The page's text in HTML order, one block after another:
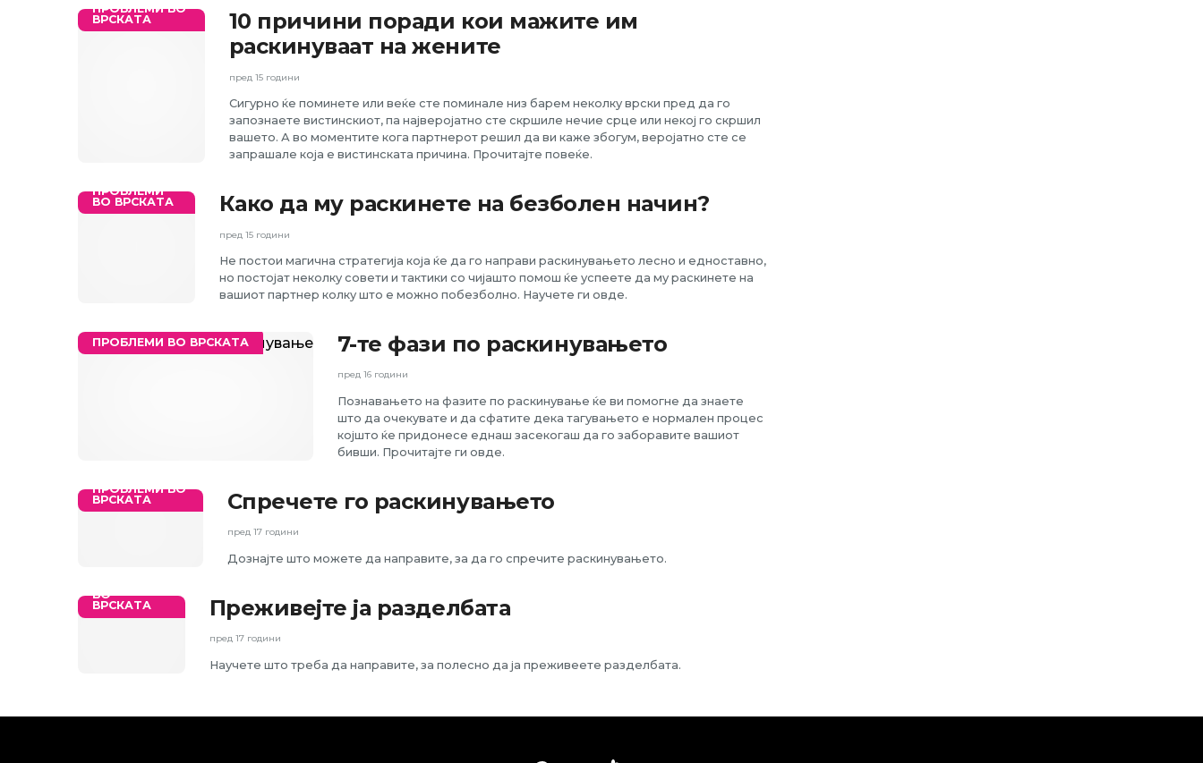
ПРОБЛЕМИ ВО
ВРСКАТА
10 причини поради кои мажите им
раскинуваат на жените
пред 15 години
Сигурно ќе поминете или веќе сте поминале низ барем неколку врски пред да го
запознаете вистинскиот, па најверојатно сте скршиле нечие срце или некој го скршил
вашето. А во моментите кога партнерот решил да ви каже збогум, веројатно сте се
запрашале која е вистинската причина. Прочитајте повеќе.
ПРОБЛЕМИ
ВО ВРСКАТА
Како да му раскинете на безболен начин?
пред 15 години
Не постои магична стратегија која ќе да го направи раскинувањето лесно и едноставно,
но постојат неколку совети и тактики со чијашто помош ќе успеете да му раскинете на
вашиот партнер колку што е можно побезболно. Научете ги овде.
ПРОБЛЕМИ ВО ВРСКАТА 7-те фази по раскинувањето
пред 16 години
Познавањето на фазите по раскинување ќе ви помогне да знаете
што да очекувате и да сфатите дека тагувањето е нормален процес
којшто ќе придонесе еднаш засекогаш да го заборавите вашиот
бивши. Прочитајте ги овде.
ПРОБЛЕМИ ВО
ВРСКАТА
Спречете го раскинувањето
пред 17 години
Дознајте што можете да направите, за да го спречите раскинувањето.
ВО
ВРСКАТА
Преживејте ја разделбата
пред 17 години
Научете што треба да направите, за полесно да ја преживеете разделбата.